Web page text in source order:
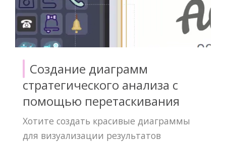
Создание диаграмм
стратегического анализа с
помощью перетаскивания
Хотите создать красивые диаграммы
для визуализации результатов